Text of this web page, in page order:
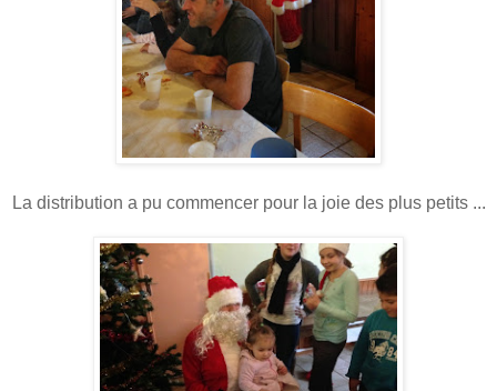
La distribution a pu commencer pour la joie des plus petits ...